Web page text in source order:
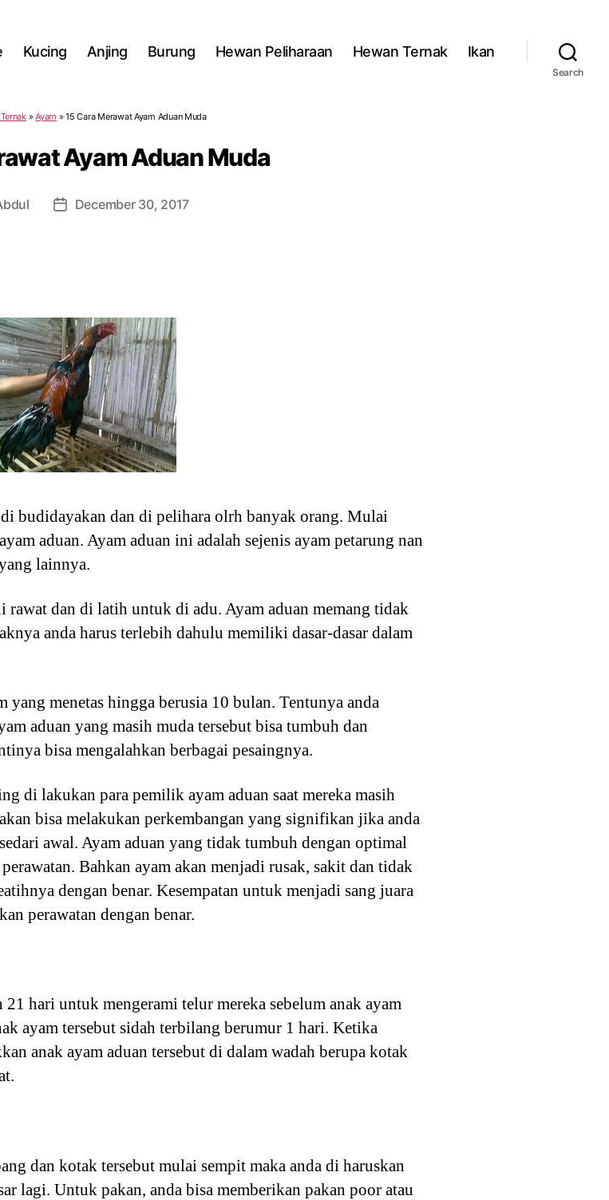
Kucing Anjing Burung Hewan Peliharaan Hewan Ternak Ikan
Search
»Ayam »15 Cara Merawat Ayam Aduan Muda
Ayam Aduan Muda
PostDecember 30, 2017
budidayakan dan di pelihara olrh banyak orang. Mulai
aduan. Ayam aduan ini adalah sejenis ayam petarung nan
lainnya.
rawat dan di latih untuk di adu. Ayam aduan memang tidak
anda harus terlebih dahulu memiliki dasar-dasar dalam
yang menetas hingga berusia 10 bulan. Tentunya anda
aduan yang masih muda tersebut bisa tumbuh dan
bisa mengalahkan berbagai pesaingnya.
di lakukan para pemilik ayam aduan saat mereka masih
bisa melakukan perkembangan yang signifikan jika anda
awal. Ayam aduan yang tidak tumbuh dengan optimal
Bahkan ayam akan menjadi rusak, sakit dan tidak
dengan benar. Kesempatan untuk menjadi sang juara
perawatan dengan benar.
hari untuk mengerami telur mereka sebelum anak ayam
ayam tersebut sidah terbilang berumur 1 hari. Ketika
anak ayam aduan tersebut di dalam wadah berupa kotak
dan kotak tersebut mulai sempit maka anda di haruskan
lagi. Untuk pakan, anda bisa memberikan pakan poor atau